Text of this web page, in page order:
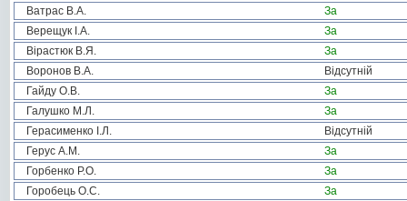
Ватрас В.А.
За
Верещук І.А.
За
Вірастюк В.Я.
За
Воронов В.А.
Відсутній
Гайду О.В.
За
Галушко М.Л.
За
Герасименко І.Л.
Відсутній
Герус А.М.
За
Горбенко Р.О.
За
Горобець О.С.
За